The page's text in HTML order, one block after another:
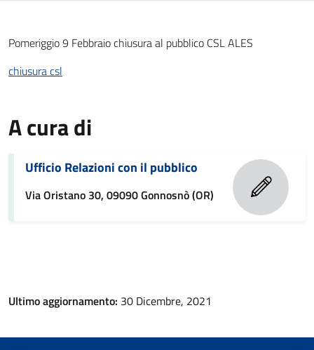
Pomeriggio 9 Febbraio chiusura al pubblico CSL ALES
chiusura csl
A cura di
Ufficio Relazioni con il pubblico
Via Oristano 30, 09090 Gonnosnò (OR)
Ultimo aggiornamento: 30 Dicembre, 2021